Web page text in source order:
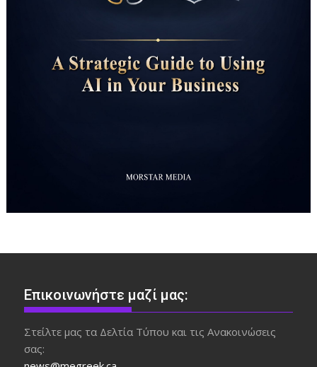
Επικοινωνήστε μαζί μας:
Στείλτε μας τα Δελτία Τύπου και τις Ανακοινώσεις
σας: